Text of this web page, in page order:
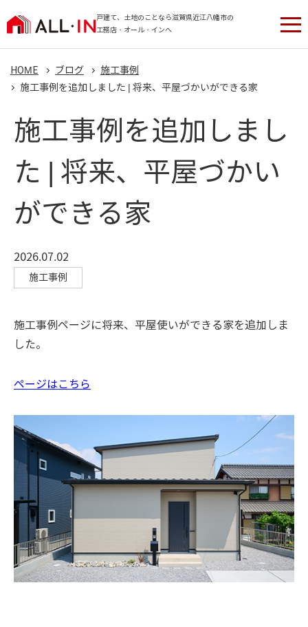
戸建て、土地のことなら滋賀県近江八幡市の
工務店・オール・インへ
HOME ブログ
施工事例
施工事例を追加しました | 将来、平屋づかいができる家
施工事例を追加しまし
た | 将来、平屋づかい
ができる家
2026.07.02
施工事例
施工事例ページに将来、平屋使いができる家を追加しま
した。
ページはこちら